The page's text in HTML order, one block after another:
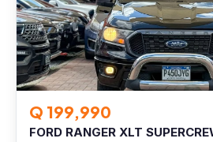
Q 199,990
FORD RANGER XLT